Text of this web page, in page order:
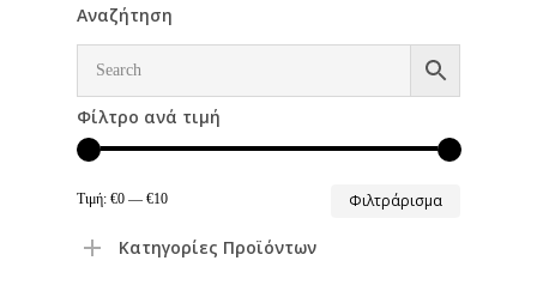
Αναζήτηση
Φίλτρο ανά τιμή
Φιλτράρισμα
Τιμή: €0 — €10
Κατηγορίες Προϊόντων